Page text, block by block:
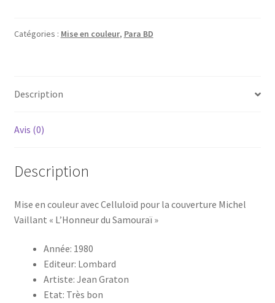
Catégories : Mise en couleur, Para BD
Description
Avis (0)
Description
Mise en couleur avec Celluloïd pour la couverture Michel
Vaillant « L’Honneur du Samouraï »
Année: 1980
Editeur: Lombard
Artiste: Jean Graton
Etat: Très bon